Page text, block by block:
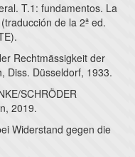
T.1: fundamentos. La
de la 2ª ed.
Rechtmässigkeit der
Diss. Düsseldorf, 1933.
SCHRÖDER
2019.
Widerstand gegen die